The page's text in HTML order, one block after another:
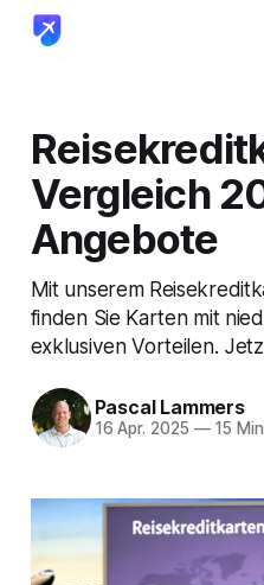
Vergleich
Angebote
Mit unserem
finden Sie Karten mit
exklusiven Vorteilen.
Pascal Lammers
16 Apr. 2025 —15